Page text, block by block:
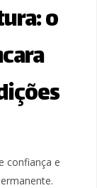
o
confiança e